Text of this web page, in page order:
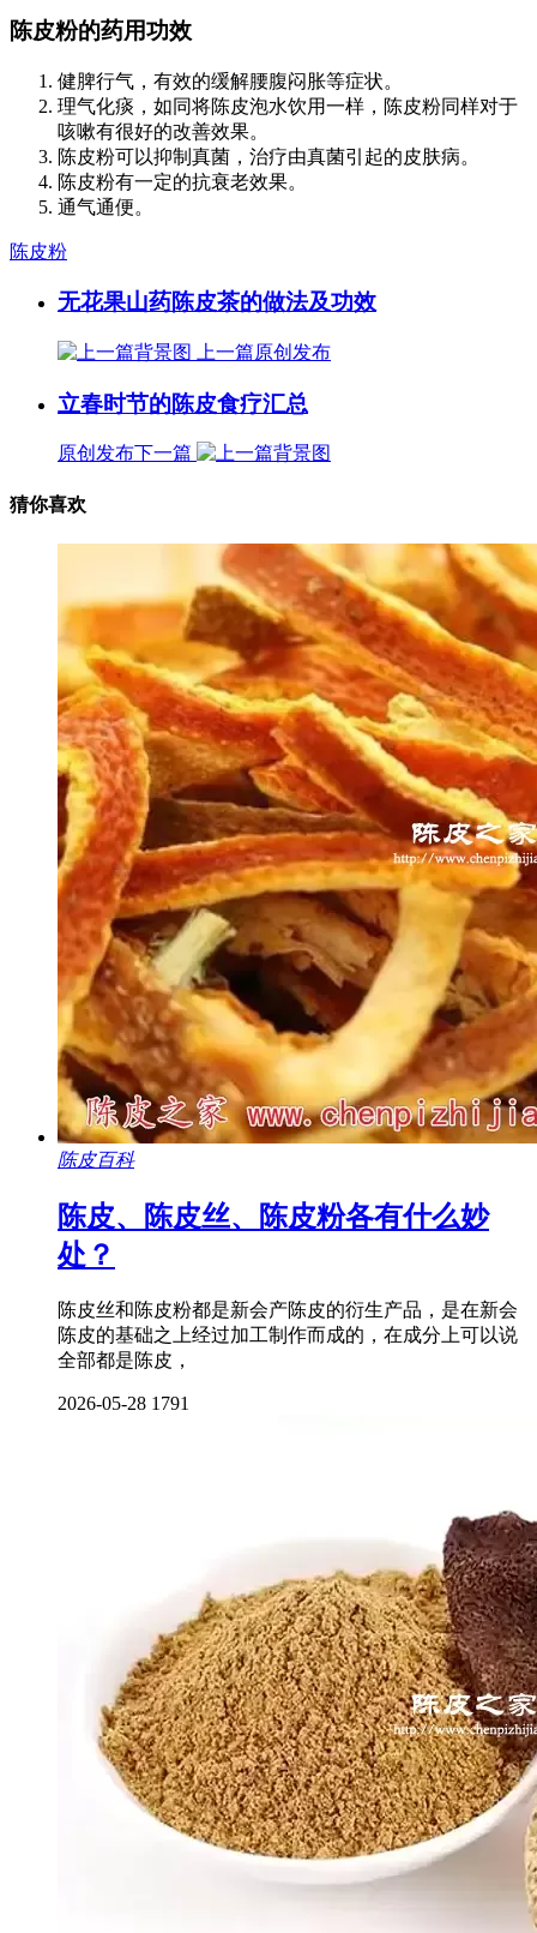
陈皮粉的药用功效
健脾行气，有效的缓解腰腹闷胀等症状。
理气化痰，如同将陈皮泡水饮用一样，陈皮粉同样对于
咳嗽有很好的改善效果。
陈皮粉可以抑制真菌，治疗由真菌引起的皮肤病。
陈皮粉有一定的抗衰老效果。
通气通便。
陈皮粉
无花果山药陈皮茶的做法及功效
上一篇原创发布
立春时节的陈皮食疗汇总
原创发布下一篇
猜你喜欢
陈皮百科
陈皮、陈皮丝、陈皮粉各有什么妙
处？
陈皮丝和陈皮粉都是新会产陈皮的衍生产品，是在新会
陈皮的基础之上经过加工制作而成的，在成分上可以说
全部都是陈皮，
2026-05-28 1791